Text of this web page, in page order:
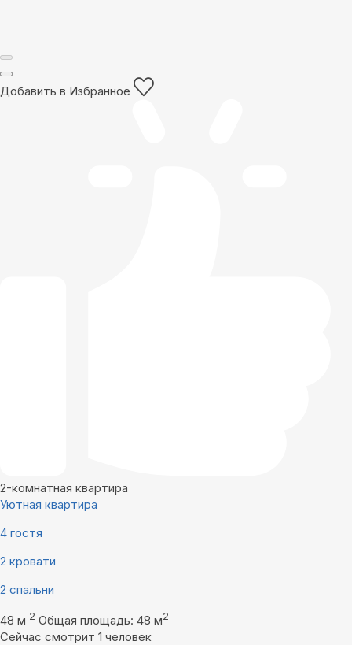
Добавить в Избранное
2-комнатная квартира
Уютная квартира
4 гостя
2 кровати
2 спальни
48 м 2 Общая площадь: 48 м2
Сейчас смотрит 1 человек